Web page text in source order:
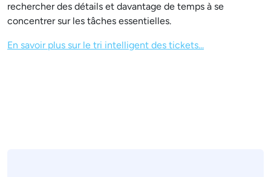
rechercher des détails et davantage de temps à se
concentrer sur les tâches essentielles.
En savoir plus sur le tri intelligent des tickets...